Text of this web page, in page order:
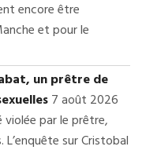
encore être
et pour le
un prêtre de
7 août 2026
violée par le prêtre,
L’enquête sur Cristobal